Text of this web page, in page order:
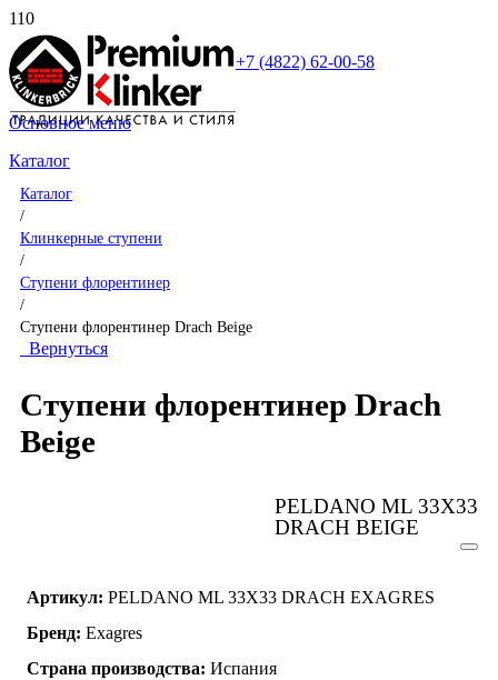
+7 (4822) 62-00-58
Основное меню
Каталог
Каталог
/
Клинкерные ступени
/
Ступени флорентинер
/
Ступени флорентинер Drach Beige
Вернуться
Ступени флорентинер Drach
Beige
PELDANO ML 33X33
DRACH BEIGE
Артикул: PELDANO ML 33X33 DRACH EXAGRES
Бренд: Exagres
Страна производства: Испания